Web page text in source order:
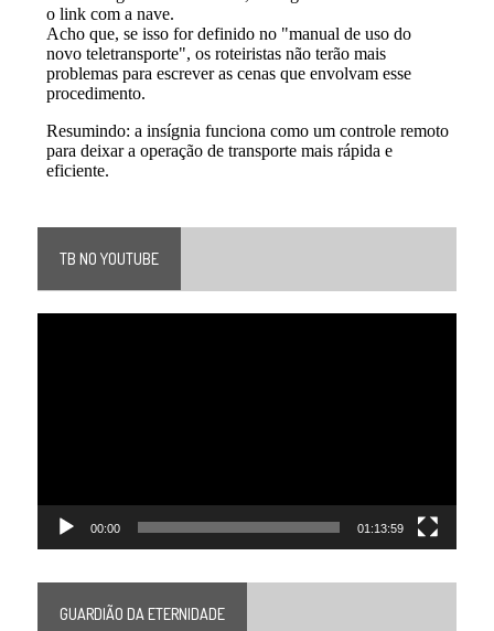
TB NO YOUTUBE
00:00 01:13:59
GUARDIÃO DA ETERNIDADE